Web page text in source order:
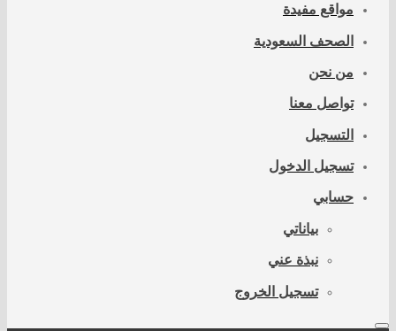
مواقع مفيدة
الصحف السعودية
من نحن
تواصل معنا
التسجيل
تسجيل الدخول
حسابي
بياناتي
نبذة عني
تسجيل الخروج